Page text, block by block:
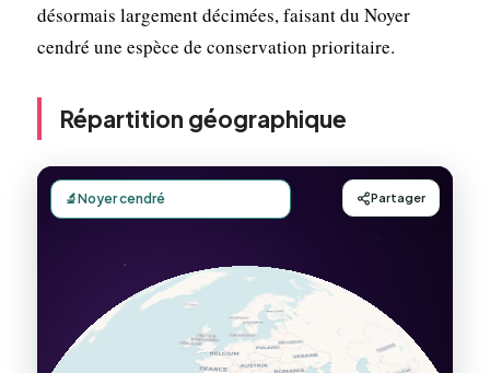
désormais largement décimées, faisant du Noyer
cendré une espèce de conservation prioritaire.
Répartition géographique